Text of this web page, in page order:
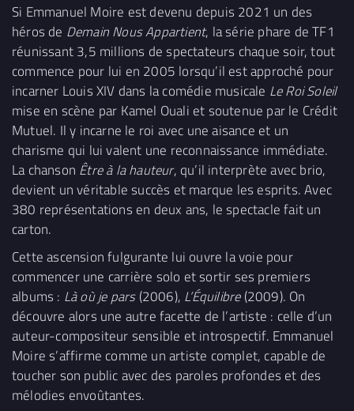
Si Emmanuel Moire est devenu depuis 2021 un des
héros de Demain Nous Appartient, la série phare de TF1
réunissant 3,5 millions de spectateurs chaque soir, tout
commence pour lui en 2005 lorsqu’il est approché pour
incarner Louis XIV dans la comédie musicale Le Roi Soleil
mise en scène par Kamel Ouali et soutenue par le Crédit
Mutuel. Il y incarne le roi avec une aisance et un
charisme qui lui valent une reconnaissance immédiate.
La chanson Être à la hauteur, qu’il interprète avec brio,
devient un véritable succès et marque les esprits. Avec
380 représentations en deux ans, le spectacle fait un
carton.
Cette ascension fulgurante lui ouvre la voie pour
commencer une carrière solo et sortir ses premiers
albums : Là où je pars(2006), L’Équilibre(2009). On
découvre alors une autre facette de l’artiste : celle d’un
auteur-compositeur sensible et introspectif. Emmanuel
Moire s’affirme comme un artiste complet, capable de
toucher son public avec des paroles profondes et des
mélodies envoûtantes.